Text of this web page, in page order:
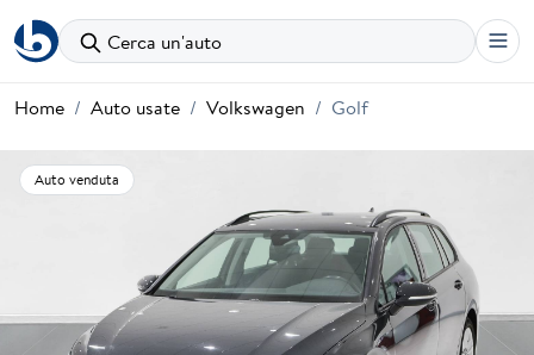
Cerca un'auto
Home Auto usate Volkswagen Golf
Auto venduta